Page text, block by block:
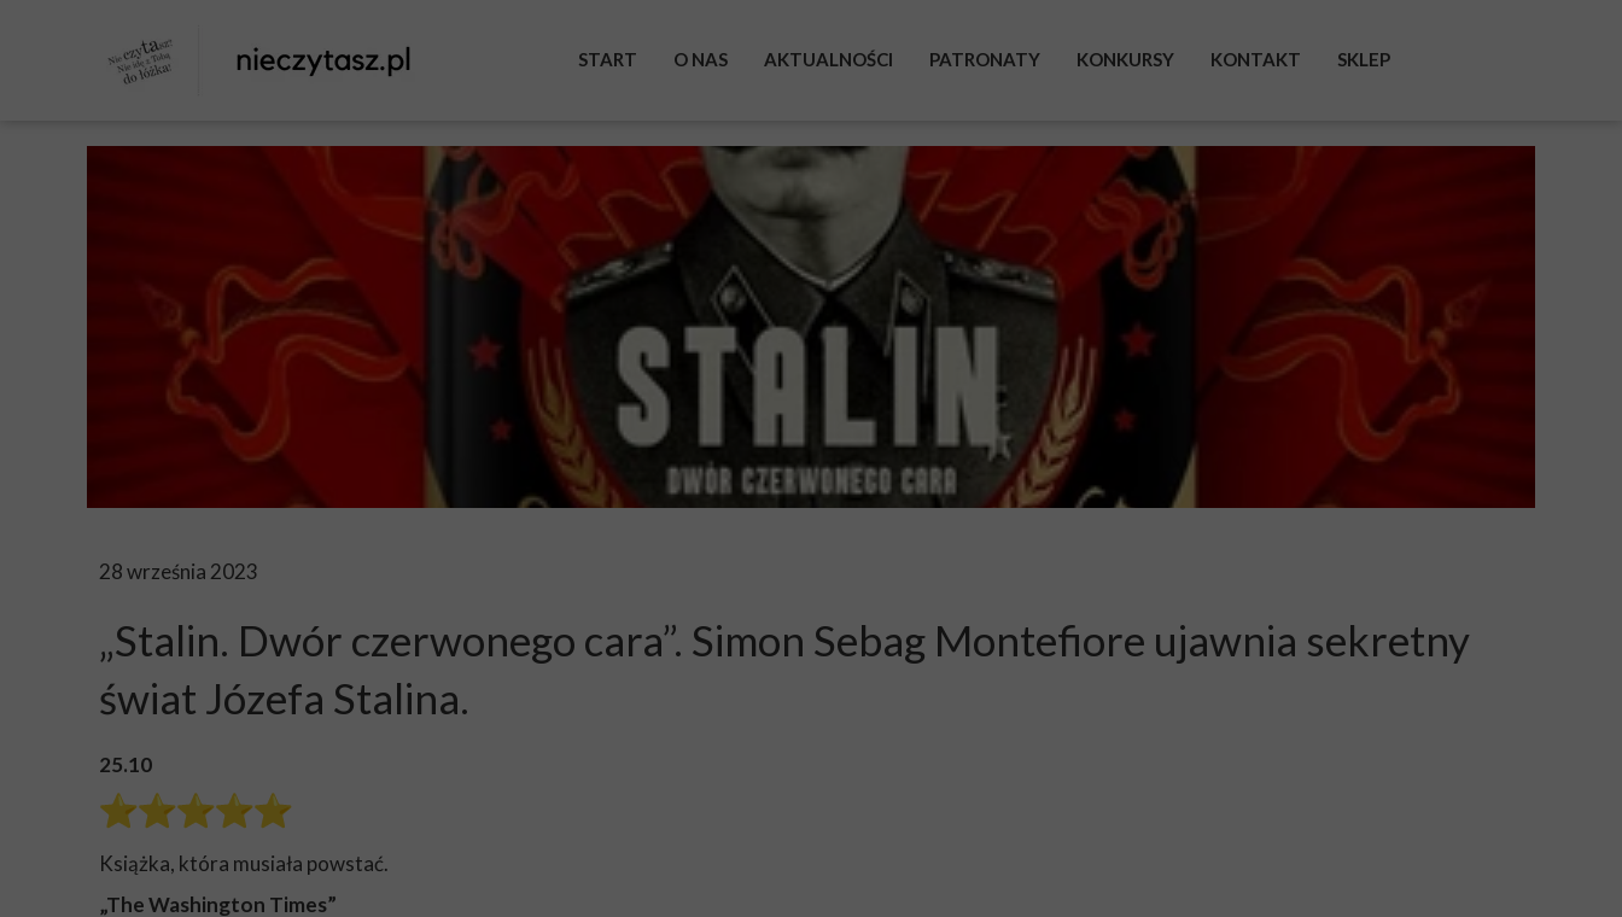
START O NAS
ZRZUTKA
POMAGAM
AKTUALNOŚCI PATRONATY KONKURSY KONTAKT SKLEP
28 września 2023
„Stalin. Dwór czerwonego cara”. Simon Sebag Montefiore ujawnia sekretny
świat Józefa Stalina.
25.10
Książka, która musiała powstać.
„The Washington Times”